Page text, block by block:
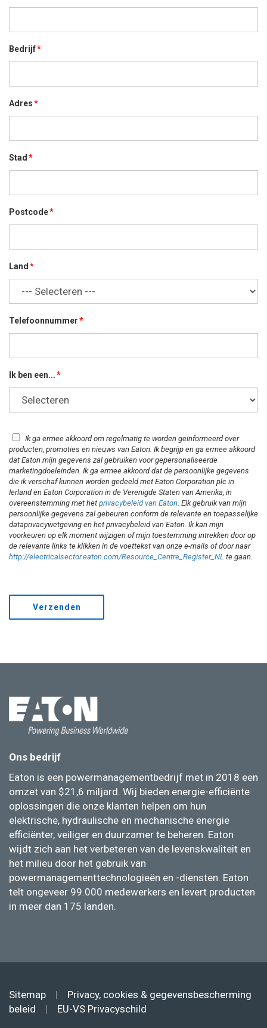
Bedrijf
Adres
Stad
Postcode
Land
Telefoonnummer
Ik ben een...
Ik ga ermee akkoord om regelmatig te worden geïnformeerd over
producten, promoties en nieuws van Eaton. Ik begrijp en ga ermee akkoord
dat Eaton mijn gegevens zal gebruiken voor gepersonaliseerde
marketingdoeleinden. Ik ga ermee akkoord dat de persoonlijke gegevens
die ik verschaf kunnen worden gedeeld met Eaton Corporation plc in
Ierland en Eaton Corporation in de Verenigde Staten van Amerika, in
overeenstemming met het privacybeleid van Eaton. Elk gebruik van mijn
persoonlijke gegevens zal gebeuren conform de relevante en toepasselijke
dataprivacywetgeving en het privacybeleid van Eaton. Ik kan mijn
voorkeuren op elk moment wijzigen of mijn toestemming intrekken door op
de relevante links te klikken in de voettekst van onze e-mails of door naar
http://electricalsector.eaton.com/Resource_Centre_Register_NL te gaan.
Verzenden
Ons bedrijf
Eaton is een powermanagementbedrijf met in 2018 een
omzet van $21,6 miljard. Wij bieden energie-efficiënte
oplossingen die onze klanten helpen om hun
elektrische, hydraulische en mechanische energie
efficiënter, veiliger en duurzamer te beheren. Eaton
wijdt zich aan het verbeteren van de levenskwaliteit en
het milieu door het gebruik van
powermanagementtechnologieën en -diensten. Eaton
telt ongeveer 99.000 medewerkers en levert producten
in meer dan 175 landen.
Sitemap |
Privacy, cookies & gegevensbescherming
beleid
|
EU-VS Privacyschild